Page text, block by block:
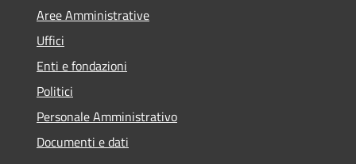
Aree Amministrative
Uffici
Enti e fondazioni
Politici
Personale Amministrativo
Documenti e dati